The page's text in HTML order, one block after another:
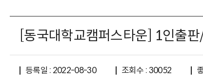
[동국대학교캠퍼스타운] 1인출
등록일 : 2022-08-30 조회수 : 30052